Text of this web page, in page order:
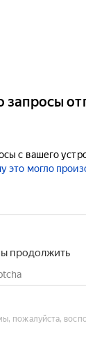
запросы
с вашего
это могло
продолжить
пожалуйста,